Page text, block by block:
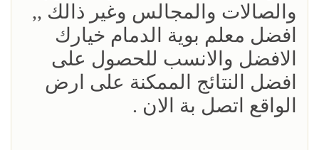
والصالات والمجالس وغير ذالك ,,
افضل معلم بوية الدمام خيارك
الافضل والانسب للحصول على
افضل النتائج الممكنة على ارض
الواقع اتصل بة الان .